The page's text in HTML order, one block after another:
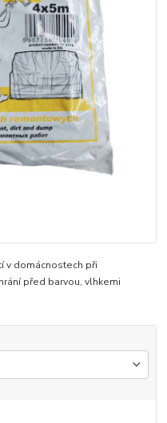
v domácnostech při
před barvou, vlhkemi